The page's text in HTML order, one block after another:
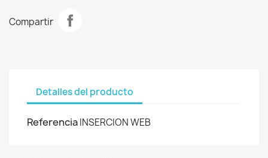
Compartir
Detalles del producto
ReferenciaINSERCION WEB